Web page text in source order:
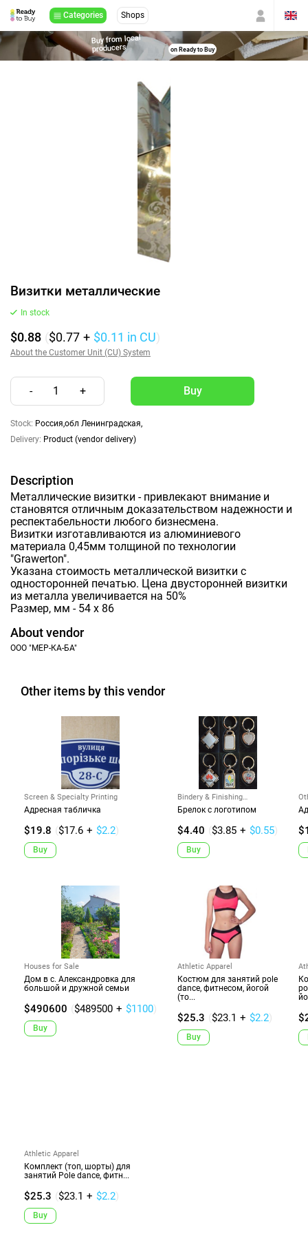
Categories Shops
Buy from local
producers on Ready to Buy
Визитки металлические
In stock
$0.88 ($0.77 + $0.11 in CU)
About the Customer Unit (CU) System
- 1 +
Stock: Россия,обл Ленинградская,
Delivery: Product (vendor delivery)
Description
Металлические визитки - привлекают внимание и
становятся отличным доказательством надежности и
респектабельности любого бизнесмена.
Визитки изготавливаются из алюминиевого
материала 0,45мм толщиной по технологии
"Grawerton".
Указана стоимость металлической визитки с
односторонней печатью. Цена двусторонней визитки
из металла увеличивается на 50%
Размер, мм - 54 x 86
About vendor
ООО "МЕР-КА-БА"
Other items by this vendor
Screen & Specialty Printing
Адресная табличка
$19.8 ($17.6 + $2.2)
Buy
Bindery & Finishing
Equipment
Брелок с логотипом
$4.40 ($3.85 + $0.55)
Buy
Houses for Sale
Дом в с. Александровка для
большой и дружной семьи
$490600 ($489500 + $1100)
Buy
Athletic Apparel
Костюм для занятий pole
dance, фитнесом, йогой
(то...
$25.3 ($23.1 + $2.2)
Buy
Athletic Apparel
Комплект (топ, шорты) для
занятий Pole dance, фитн...
$25.3 ($23.1 + $2.2)
Buy